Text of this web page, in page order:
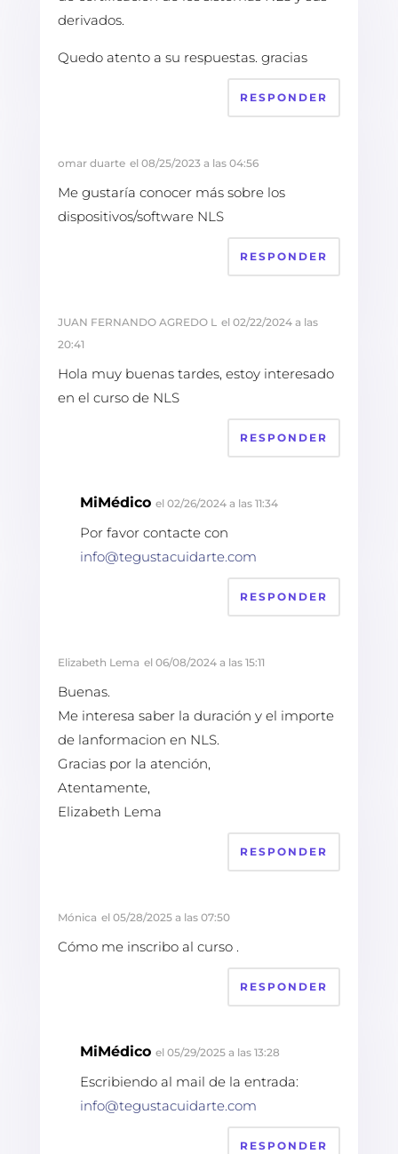
derivados.
Quedo atento a su respuestas. gracias
RESPONDER
omar duarte el 08/25/2023 a las 04:56
Me gustaría conocer más sobre los
dispositivos/software NLS
RESPONDER
JUAN FERNANDO AGREDO L el 02/22/2024 a las
20:41
Hola muy buenas tardes, estoy interesado
en el curso de NLS
RESPONDER
MiMédico el 02/26/2024 a las 11:34
Por favor contacte con
info@tegustacuidarte.com
RESPONDER
Elizabeth Lema el 06/08/2024 a las 15:11
Buenas.
Me interesa saber la duración y el importe
de lanformacion en NLS.
Gracias por la atención,
Atentamente,
Elizabeth Lema
RESPONDER
Mónica el 05/28/2025 a las 07:50
Cómo me inscribo al curso .
RESPONDER
MiMédico el 05/29/2025 a las 13:28
Escribiendo al mail de la entrada:
info@tegustacuidarte.com
RESPONDER